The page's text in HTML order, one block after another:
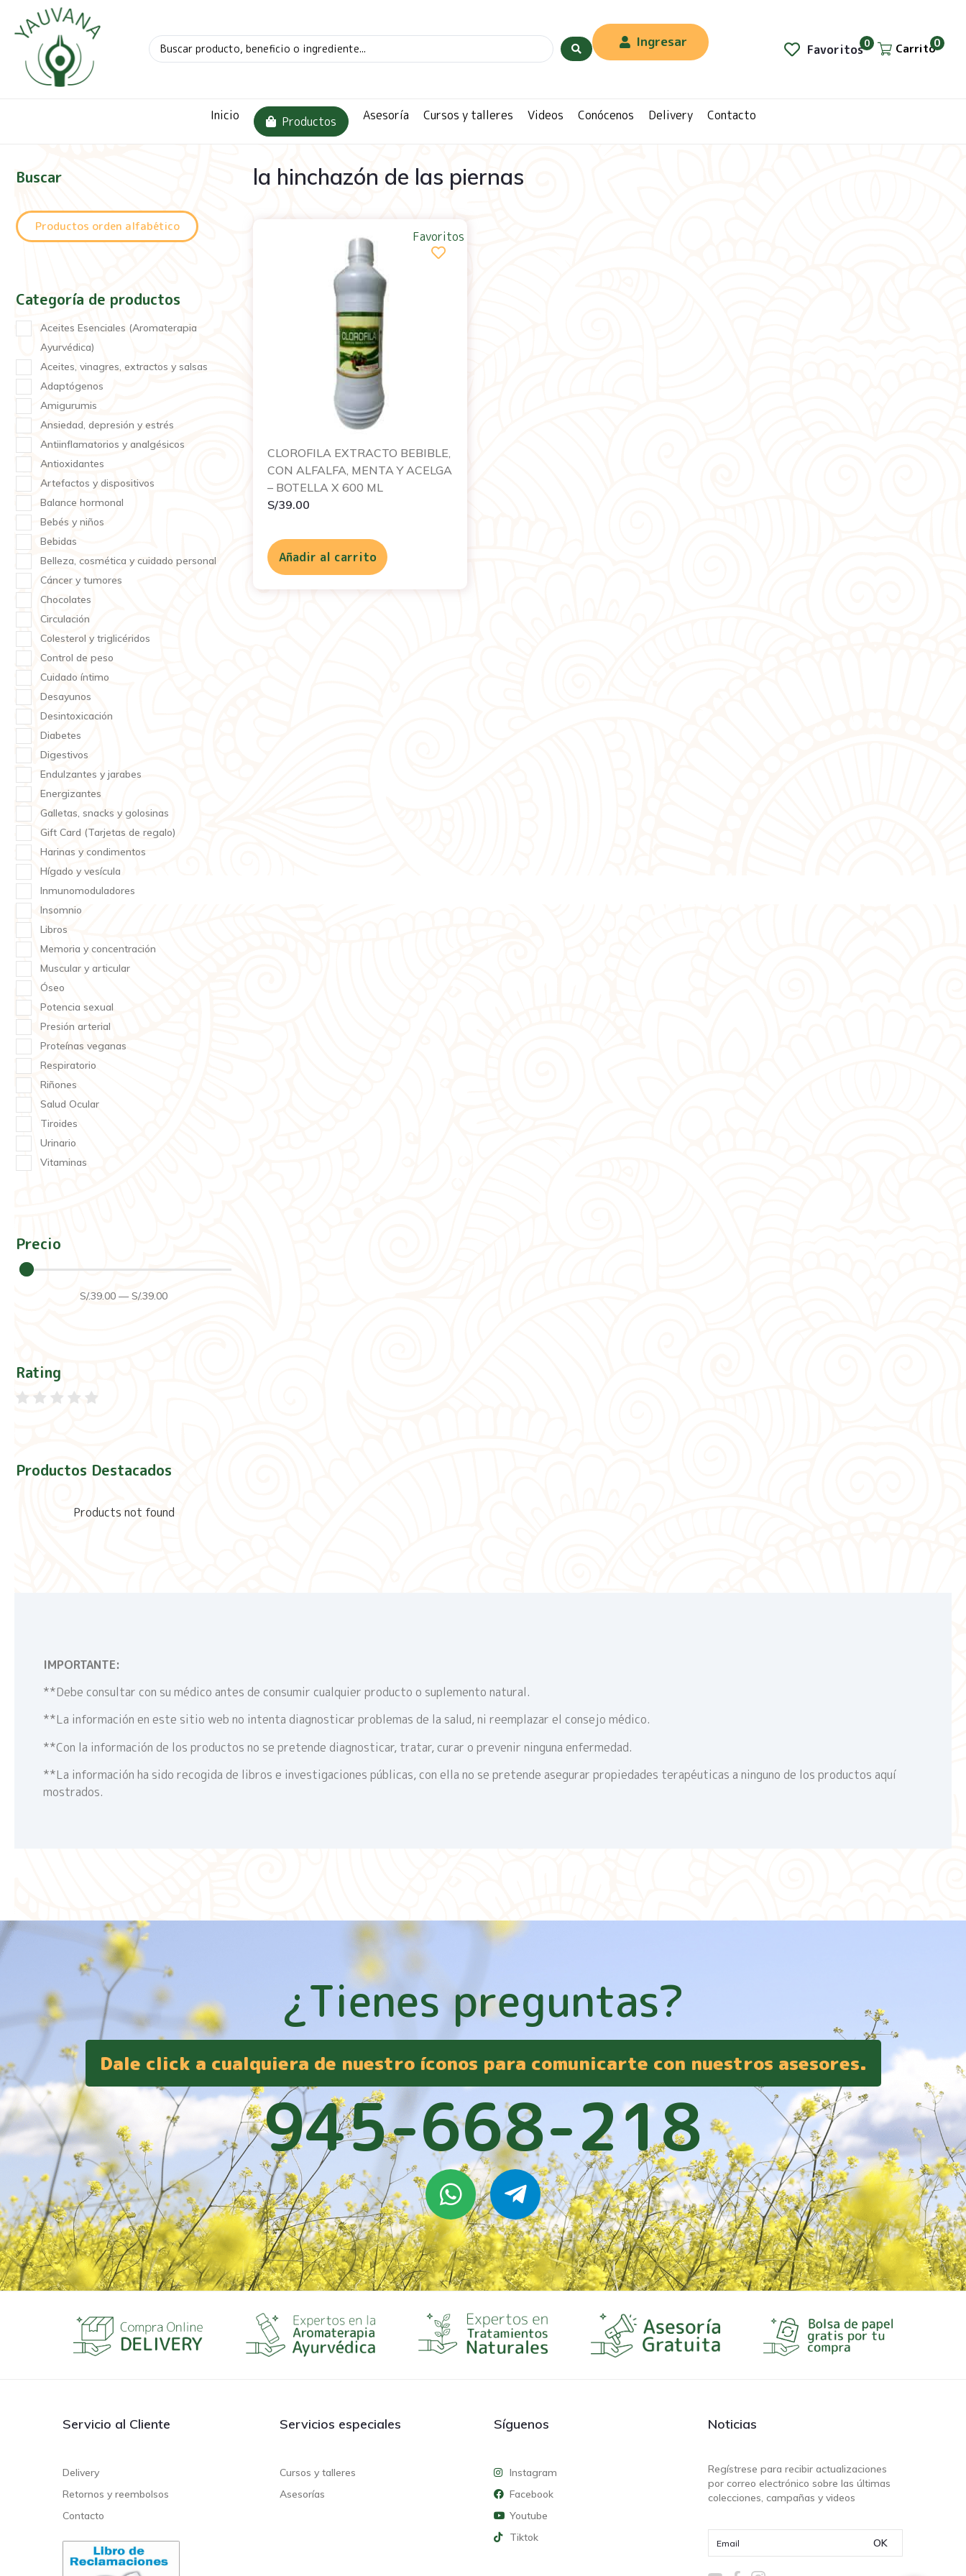
Ingresar Favoritos0 Carrito0
Inicio Productos Asesoría Cursos y talleres Videos Conócenos Delivery Contacto
Buscar
Productos orden alfabético
Categoría de productos
Aceites Esenciales (Aromaterapia
Ayurvédica)
Aceites, vinagres, extractos y salsas
Adaptógenos
Amigurumis
Ansiedad, depresión y estrés
Antiinflamatorios y analgésicos
Antioxidantes
Artefactos y dispositivos
Balance hormonal
Bebés y niños
Bebidas
Belleza, cosmética y cuidado personal
Cáncer y tumores
Chocolates
Circulación
Colesterol y triglicéridos
Control de peso
Cuidado íntimo
Desayunos
Desintoxicación
Diabetes
Digestivos
Endulzantes y jarabes
Energizantes
Galletas, snacks y golosinas
Gift Card (Tarjetas de regalo)
Harinas y condimentos
Hígado y vesícula
Inmunomoduladores
Insomnio
Libros
Memoria y concentración
Muscular y articular
Óseo
Potencia sexual
Presión arterial
Proteínas veganas
Respiratorio
Riñones
Salud Ocular
Tiroides
Urinario
Vitaminas
Precio
S/.39.00 —S/.39.00
Rating
Productos Destacados
Products not found
la hinchazón de las piernas
CLOROFILA EXTRACTO BEBIBLE,
CON ALFALFA, MENTA Y ACELGA
– BOTELLA X 600 ML
S/39.00
Añadir al carrito
Favoritos
IMPORTANTE:
**Debe consultar con su médico antes de consumir cualquier producto o suplemento natural.
**La información en este sitio web no intenta diagnosticar problemas de la salud, ni reemplazar el consejo médico.
**Con la información de los productos no se pretende diagnosticar, tratar, curar o prevenir ninguna enfermedad.
**La información ha sido recogida de libros e investigaciones públicas, con ella no se pretende asegurar propiedades terapéuticas a ninguno de los productos aquí
mostrados.
¿Tienes preguntas?
Dale click a cualquiera de nuestro íconos para comunicarte con nuestros asesores.
945-668-218
Servicio al Cliente
Delivery
Retornos y reembolsos
Contacto
Servicios especiales
Cursos y talleres
Asesorías
Síguenos
Instagram
Facebook
Youtube
Tiktok
Noticias
Regístrese para recibir actualizaciones
por correo electrónico sobre las últimas
colecciones, campañas y videos
OK